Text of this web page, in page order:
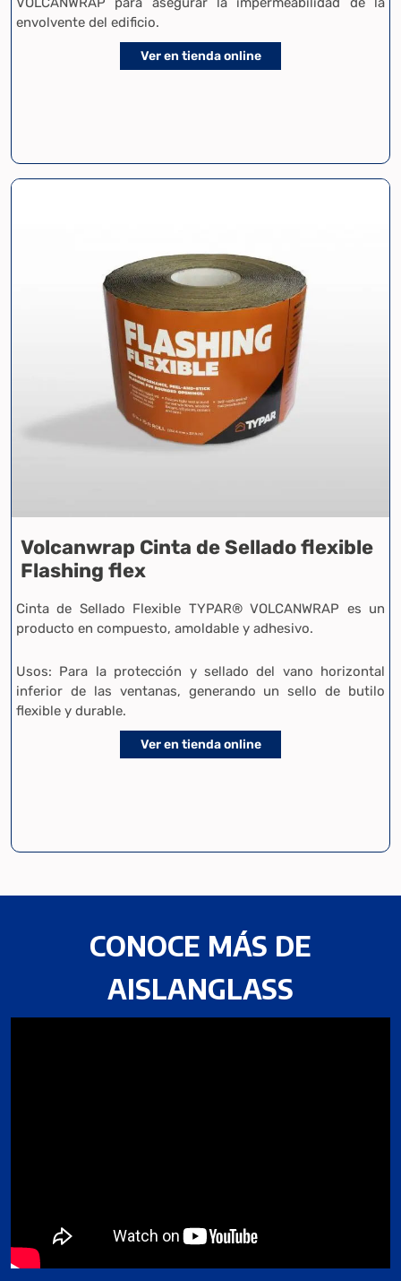
envolvente del edificio.
Ver en tienda online
Volcanwrap Cinta de Sellado flexible
Flashing flex
Cinta de Sellado Flexible TYPAR® VOLCANWRAP es un
producto en compuesto, amoldable y adhesivo.
Usos: Para la protección y sellado del vano horizontal
inferior de las ventanas, generando un sello de butilo
flexible y durable.
Ver en tienda online
CONOCE MÁS DE
AISLANGLASS